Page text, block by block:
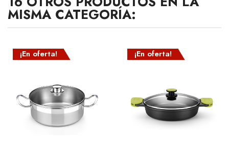
MISMA CATEGORÍA:
¡En oferta! ¡En oferta!